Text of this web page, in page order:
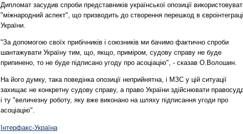
Дипломат засудив спроби представників української опозиції
"міжнародний аспект", що призводить до створення перешкод в
України.
"За допомогою своїх прибічників і союзників ми бачимо фактично спроби
шантажувати Україну тим, що, якщо, приміром, судову справу не буде
припинено, то не буде підписано угоду про асоціацію", - сказав О.Волошин.
На його думку, така поведінка опозиції неприйнятна, і МЗС у цій ситуації
захищає не конкретну судову справу, а право України здійснювати
і ту "величезну роботу, яку вже виконано на шляху підписання угоди про
асоціацію".
Інтерфакс-Україна